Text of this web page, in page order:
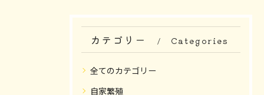
カテゴリー Categories
全てのカテゴリー
自家繁殖